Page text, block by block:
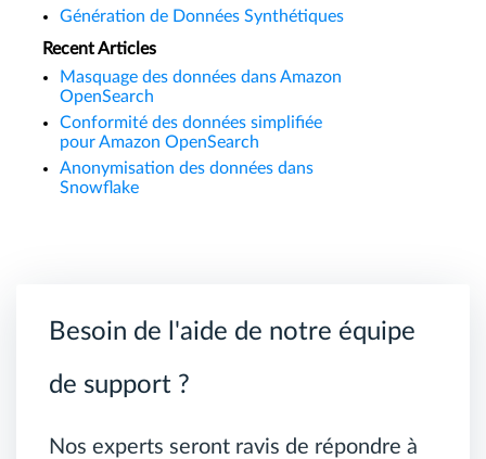
Génération de Données Synthétiques
Recent Articles
Masquage des données dans Amazon
OpenSearch
Conformité des données simplifiée
pour Amazon OpenSearch
Anonymisation des données dans
Snowflake
Besoin de l'aide de notre équipe
de support ?
Nos experts seront ravis de répondre à